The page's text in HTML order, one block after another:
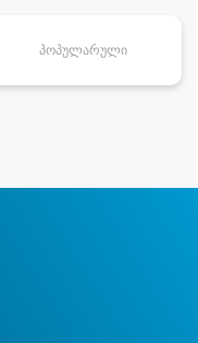
პოპულარული